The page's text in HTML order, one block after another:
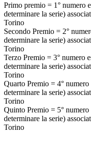
Primo premio = 1° numero
determinare la serie)
Torino
Secondo Premio = 2°
determinare la serie)
Torino
Terzo Premio = 3° numero
determinare la serie)
Torino
Quarto Premio = 4°
determinare la serie)
Torino
Quinto Premio = 5°
determinare la serie)
Torino